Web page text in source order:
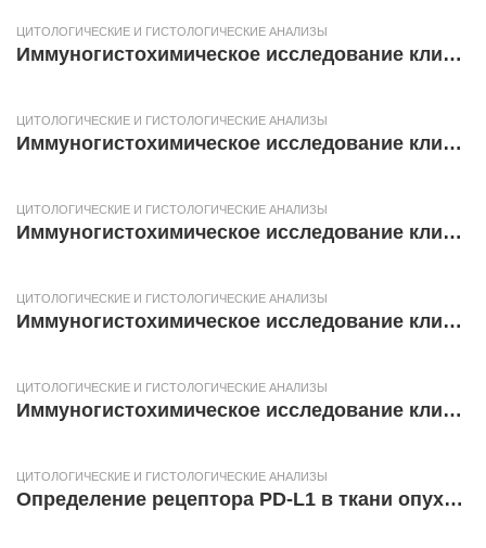
ЦИТОЛОГИЧЕСКИЕ И ГИСТОЛОГИЧЕСКИЕ АНАЛИЗЫ
Иммуногистохимическое исследование клинического материала (с использованием 7 антител)
ЦИТОЛОГИЧЕСКИЕ И ГИСТОЛОГИЧЕСКИЕ АНАЛИЗЫ
Иммуногистохимическое исследование клинического материала (с использованием 6 антител)
ЦИТОЛОГИЧЕСКИЕ И ГИСТОЛОГИЧЕСКИЕ АНАЛИЗЫ
Иммуногистохимическое исследование клинического материала (с использованием 5 антител)
ЦИТОЛОГИЧЕСКИЕ И ГИСТОЛОГИЧЕСКИЕ АНАЛИЗЫ
Иммуногистохимическое исследование клинического материала (с использованием 4 антител)
ЦИТОЛОГИЧЕСКИЕ И ГИСТОЛОГИЧЕСКИЕ АНАЛИЗЫ
Иммуногистохимическое исследование клинического материала (с использованием 3 антител)
ЦИТОЛОГИЧЕСКИЕ И ГИСТОЛОГИЧЕСКИЕ АНАЛИЗЫ
Определение рецептора PD-L1 в ткани опухоли методом ИГХ